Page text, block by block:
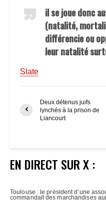
il se joue donc
(natalité,
différencie ou
leur natalité
Slate
Deux détenus juifs
lynchés à la prison de
Liancourt
EN DIRECT SUR X :